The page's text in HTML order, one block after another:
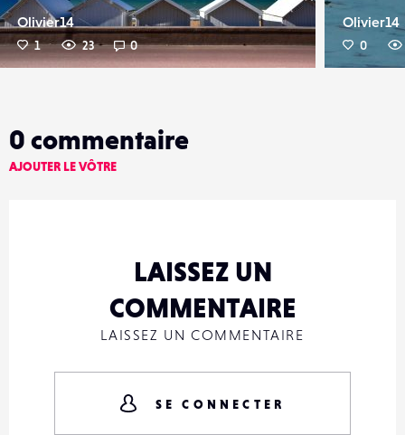
Olivier14
1 23 0
Olivier14
0
0 commentaire
AJOUTER LE VÔTRE
LAISSEZ UN
COMMENTAIRE
LAISSEZ UN COMMENTAIRE
SE CONNECTER